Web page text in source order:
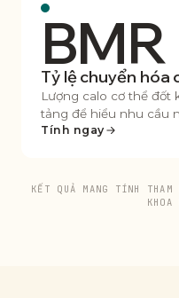
BMR
Tỷ lệ chuyển hóa
Lượng calo cơ thể
tảng để hiểu nhu cầu
Tính ngay
KẾT QUẢ MANG TÍNH
KHOA